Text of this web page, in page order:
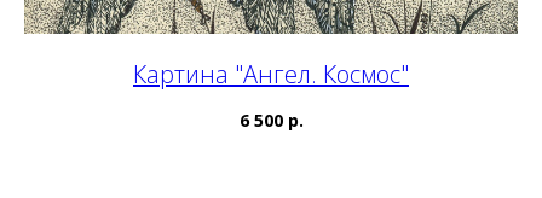
Картина "Ангел. Космос"
6 500 р.